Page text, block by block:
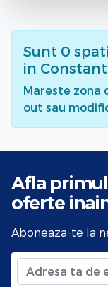
Sunt 0
in
Mareste zona
out sau
Afla
oferte
Aboneaza-te la